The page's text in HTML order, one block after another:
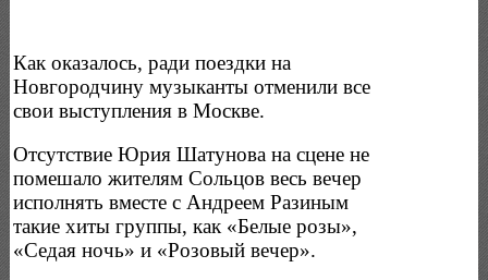
Как оказалось, ради поездки на
Новгородчину музыканты отменили все
свои выступления в Москве.
Отсутствие Юрия Шатунова на сцене не
помешало жителям Сольцов весь вечер
исполнять вместе с Андреем Разиным
такие хиты группы, как «Белые розы»,
«Седая ночь» и «Розовый вечер».